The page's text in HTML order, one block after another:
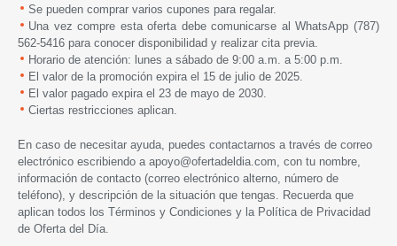
Se pueden comprar varios cupones para regalar.
Una vez compre esta oferta debe comunicarse al WhatsApp (787)
562-5416 para conocer disponibilidad y realizar cita previa.
Horario de atención: lunes a sábado de 9:00 a.m. a 5:00 p.m.
El valor de la promoción expira el 15 de julio de 2025.
El valor pagado expira el 23 de mayo de 2030.
Ciertas restricciones aplican.
En caso de necesitar ayuda, puedes contactarnos a través de correo
electrónico escribiendo a apoyo@ofertadeldia.com , con tu nombre,
información de contacto (correo electrónico alterno, número de
teléfono), y descripción de la situación que tengas. Recuerda que
aplican todos los Términos y Condiciones y la Política de Privacidad
de Oferta del Día.